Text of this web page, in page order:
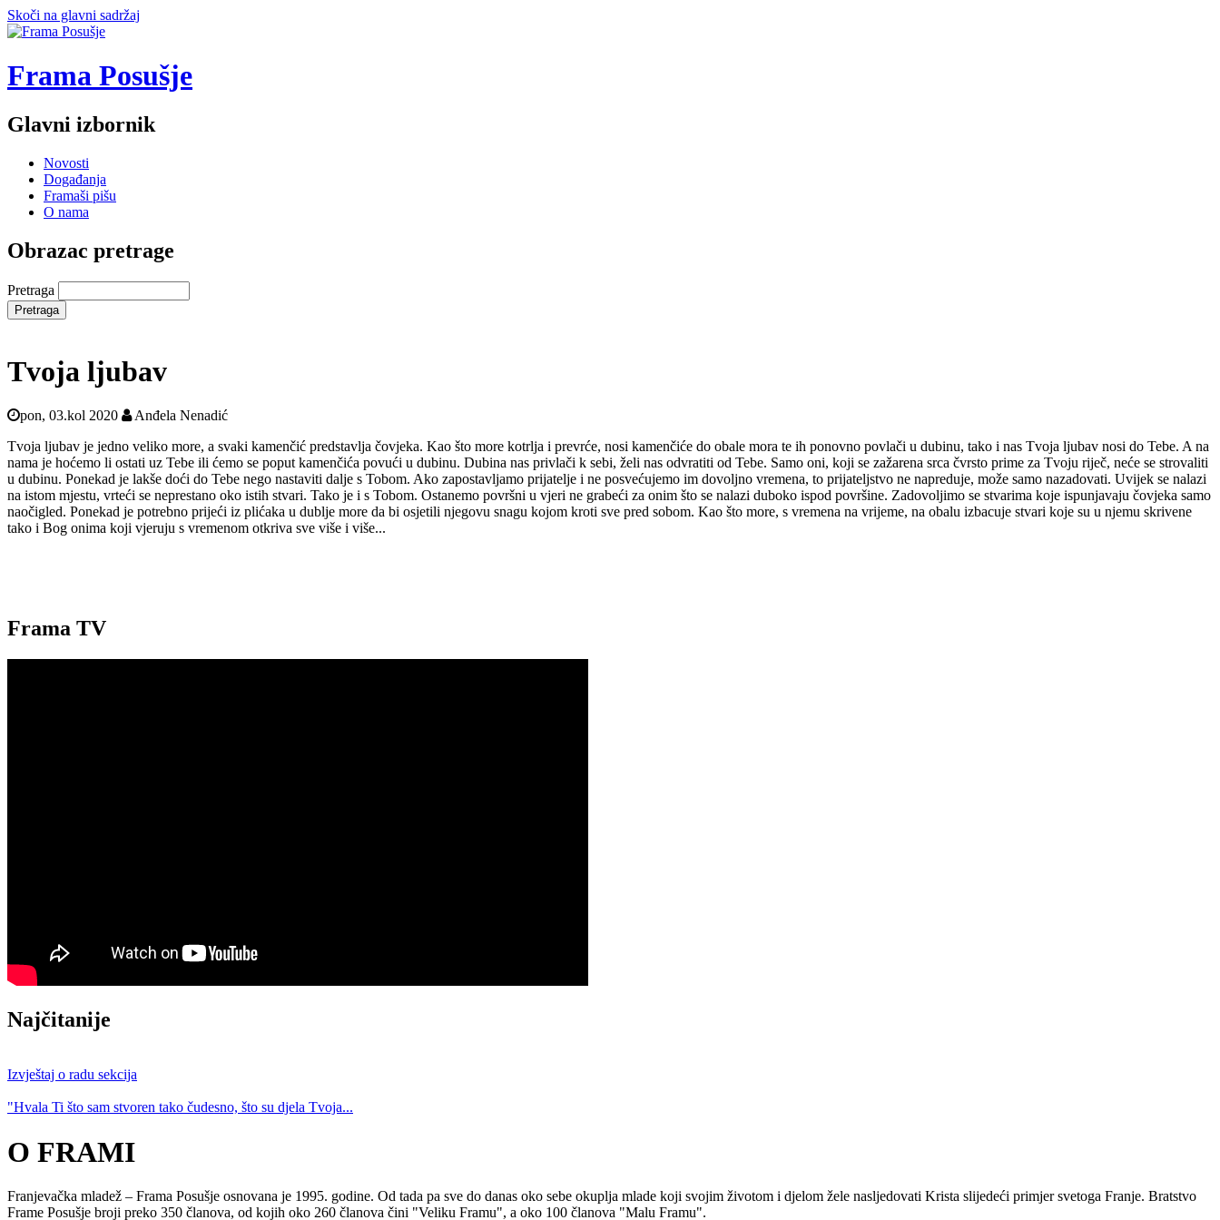
Skoči na glavni sadržaj
Frama Posušje
Glavni izbornik
Novosti
Događanja
Framaši pišu
O nama
Obrazac pretrage
Pretraga
Tvoja ljubav
pon, 03.kol 2020
Anđela Nenadić
Tvoja ljubav je jedno veliko more, a svaki kamenčić predstavlja čovjeka. Kao što more kotrlja i prevrće, nosi kamenčiće do obale mora te ih ponovno povlači u dubinu, tako i nas Tvoja ljubav nosi do Tebe. A na
nama je hoćemo li ostati uz Tebe ili ćemo se poput kamenčića povući u dubinu. Dubina nas privlači k sebi, želi nas odvratiti od Tebe. Samo oni, koji se zažarena srca čvrsto prime za Tvoju riječ, neće se strovaliti
u dubinu. Ponekad je lakše doći do Tebe nego nastaviti dalje s Tobom. Ako zapostavljamo prijatelje i ne posvećujemo im dovoljno vremena, to prijateljstvo ne napreduje, može samo nazadovati. Uvijek se nalazi
na istom mjestu, vrteći se neprestano oko istih stvari. Tako je i s Tobom. Ostanemo površni u vjeri ne grabeći za onim što se nalazi duboko ispod površine. Zadovoljimo se stvarima koje ispunjavaju čovjeka samo
naočigled. Ponekad je potrebno prijeći iz plićaka u dublje more da bi osjetili njegovu snagu kojom kroti sve pred sobom. Kao što more, s vremena na vrijeme, na obalu izbacuje stvari koje su u njemu skrivene
tako i Bog onima koji vjeruju s vremenom otkriva sve više i više...
Frama TV
Najčitanije
Izvještaj o radu sekcija
"Hvala Ti što sam stvoren tako čudesno, što su djela Tvoja...
O FRAMI
Franjevačka mladež – Frama Posušje osnovana je 1995. godine. Od tada pa sve do danas oko sebe okuplja mlade koji svojim životom i djelom žele nasljedovati Krista slijedeći primjer svetoga Franje. Bratstvo
Frame Posušje broji preko 350 članova, od kojih oko 260 članova čini "Veliku Framu", a oko 100 članova "Malu Framu".